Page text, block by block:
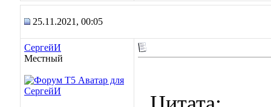
25.11.2021, 00:05
СергейИ
Местный